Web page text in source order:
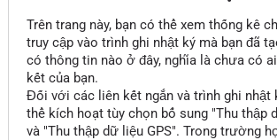
Trên trang này, bạn có thể xem thống kê
truy cập vào trình ghi nhật ký mà bạn đã
có thông tin nào ở đây, nghĩa là chưa có
kết của bạn.
Đối với các liên kết ngắn và trình ghi nhật
thể kích hoạt tùy chọn bổ sung "Thu thập
và "Thu thập dữ liệu GPS". Trong trường